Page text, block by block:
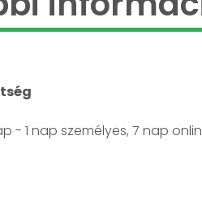
- 1 nap személyes, 7 nap